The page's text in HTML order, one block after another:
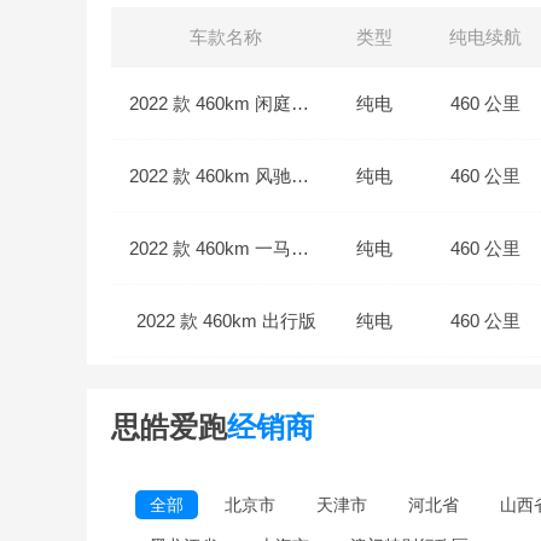
车款名称 类型 纯电续航
2022 款 460km 闲庭漫步 纯电 460 公里
2022 款 460km 风驰电掣 纯电 460 公里
2022 款 460km 一马当先 纯电 460 公里
2022 款 460km 出行版 纯电 460 公里
思皓爱跑经销商
全部 北京市 天津市 河北省 山西